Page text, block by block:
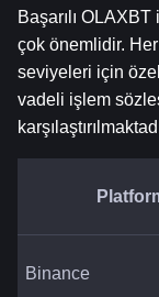
Başarılı
çok önemlidir.
seviyeleri için
vadeli işlem
Binance